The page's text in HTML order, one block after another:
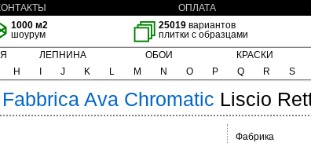
ОПЛАТА
1000 м2
шоурум
25019 вариантов
плитки с образцами
ЛЕПНИНА ОБОИ КРАСКИ
H J K L M N O P Q R S
Ava Chromatic Liscio
Фабрика